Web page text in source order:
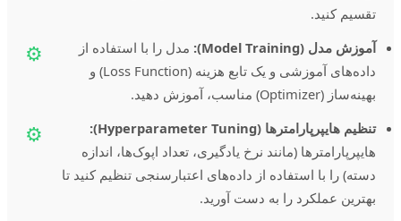
تقسیم کنید.
⚙️ آموزش مدل (Model Training):
مدل را با استفاده از
داده‌های آموزشی و یک تابع هزینه (Loss Function) و
بهینه‌ساز (Optimizer) مناسب، آموزش دهید.
⚙️
تنظیم هایپرپارامترها (Hyperparameter Tuning):
هایپرپارامترها (مانند نرخ یادگیری، تعداد اپوک‌ها، اندازه
دسته) را با استفاده از داده‌های اعتبارسنجی تنظیم کنید تا
بهترین عملکرد را به دست آورید.